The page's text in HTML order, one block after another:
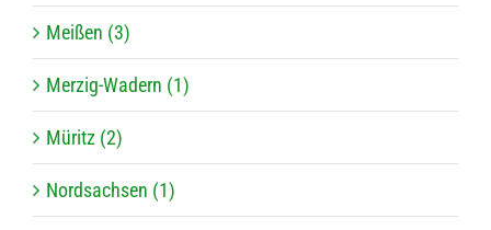
Meißen (3)
Merzig-Wadern (1)
Müritz (2)
Nordsachsen (1)